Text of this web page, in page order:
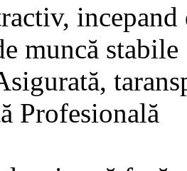
muncă stabile
Profesională